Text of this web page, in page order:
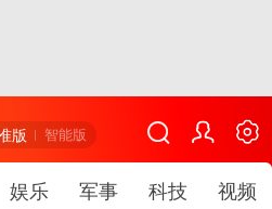
版 智能版
娱乐 军事 科技
视频